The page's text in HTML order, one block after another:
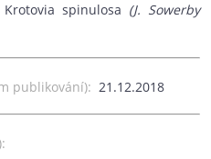
spinulosa (J. Sowerby
publikování): 21.12.2018